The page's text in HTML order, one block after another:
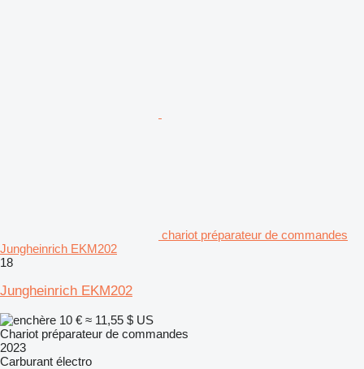
chariot préparateur de commandes
Jungheinrich EKM202
18
Jungheinrich EKM202
10 € ≈ 11,55 $ US
Chariot préparateur de commandes
2023
Carburant électro